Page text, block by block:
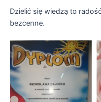
Dzielić się wiedzą to
bezcenne.